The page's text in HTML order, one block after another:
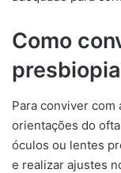
Como
Para conviver
orientações do
óculos ou lentes
e realizar ajustes